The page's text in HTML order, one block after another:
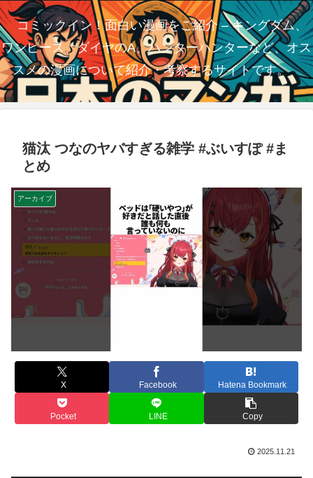
コミックイン！面白い漫画をご紹介 – キングダム、
ワンピース、ダイヤのA、ハンターハンターなど、オス
スメの漫画について紹介・考察するサイトです。
猫汰 つなのヤバすぎる雑学 #ぶいすぽ #ま
とめ
アーカイブ
X Facebook Hatena Bookmark
Pocket LINE Copy
2025.11.21